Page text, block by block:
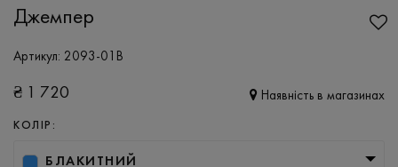
Джемпер
Артикул: 2093-01В
₴ 1 720 Наявність в магазинах
КОЛІР:
БЛАКИТНИЙ